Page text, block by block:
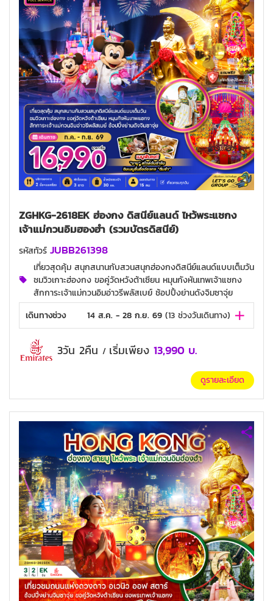
ZGHKG-2618EK ฮ่องกง ดิสนีย์แลนด์ ไหว้พระแชกง
เจ้าแม่กวนอิมฮองฮำ (รวมบัตรดิสนีย์)
รหัสทัวร์ JUBB261398
เที่ยวสุดคุ้ม สนุกสนานกับสวนสนุกฮ่องกงดิสนีย์แลนด์แบบเต็มวัน
ชมวิวเกาะฮ่องกง ขอคู่วัดหวังต้าเซียน หมุนกังหันเทพเจ้าแชกง
สักการะเจ้าแม่กวนอิมอ่าวรีพลัสเบย์ ช้อปปิ้งย่านดังจิมซาจุ่ย
เดินทางช่วง
14 ส.ค. - 28 ก.ย. 69 (13 ช่วงวันเดินทาง)
3วัน 2คืน / เริ่มเพียง 13,990 บ.
ดูรายละเอียด